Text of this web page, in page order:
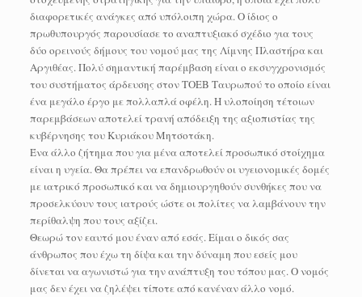
διαφορετικές ανάγκες από υπόλοιπη χώρα. Ο ίδιος ο
πρωθυπουργός παρουσίασε το αναπτυξιακό σχέδιο για τους
δύο ορεινούς δήμους του νομού μας της Λίμνης Πλαστήρα και
Αργιθέας. Πολύ σημαντική παρέμβαση είναι ο εκσυγχρονισμός
του συστήματος άρδευσης στον ΤΟΕΒ Ταυρωπού το οποίο είναι
ένα μεγάλο έργο με πολλαπλά οφέλη. Η υλοποίηση τέτοιων
παρεμβάσεων αποτελεί τρανή απόδειξη της αξιοπιστίας της
κυβέρνησης του Κυριάκου Μητσοτάκη.
Ένα άλλο ζήτημα που για μένα αποτελεί προσωπικό στοίχημα
είναι η υγεία. Θα πρέπει να επανδρωθούν οι υγειονομικές δομές
με ιατρικό προσωπικό και να δημιουργηθούν συνθήκες που να
προσελκύουν τους ιατρούς ώστε οι πολίτες να λαμβάνουν την
περίθαλψη που τους αξίζει.
Θεωρώ τον εαυτό μου έναν από εσάς. Είμαι ο δικός σας
άνθρωπος που έχω τη δίψα και την δύναμη που εσείς μου
δίνεται να αγωνιστώ για την ανάπτυξη του τόπου μας. Ο νομός
μας δεν έχει να ζηλέψει τίποτε από κανέναν άλλο νομό.